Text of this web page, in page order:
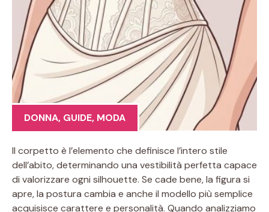
DONNA, GUIDE, MODA
Il corpetto è l’elemento che definisce l’intero stile
dell’abito, determinando una vestibilità perfetta capace
di valorizzare ogni silhouette. Se cade bene, la figura si
apre, la postura cambia e anche il modello più semplice
acquisisce carattere e personalità. Quando analizziamo